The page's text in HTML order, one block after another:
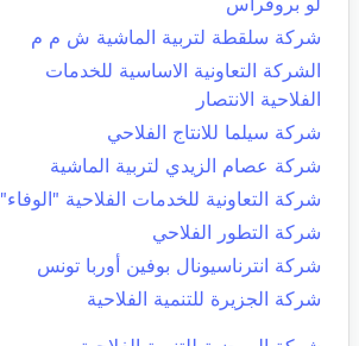
شركة سلقطة لتربية الماشية ش م م
الشركة التعاونية الاساسية للخدمات
الفلاحية الانتصار
شركة سيلما للانتاج الفلاحي
شركة عصام الزيدي لتربية الماشية
شركة التعاونية للخدمات الفلاحية "الوفاء"
شركة التطور الفلاحي
شركة انترناسيونال بوفين أوربا تونس
شركة الجزيرة للتنمية الفلاحية